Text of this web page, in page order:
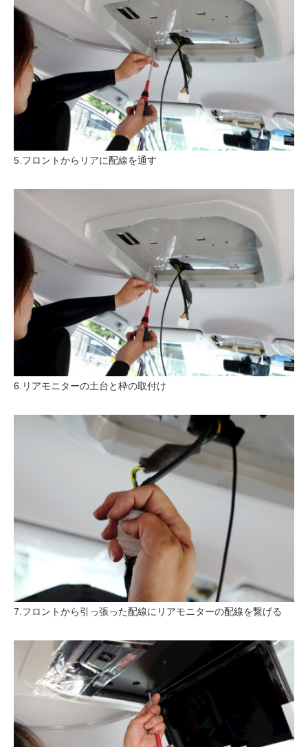
5.フロントからリアに配線を通す
6.リアモニターの土台と枠の取付け
7.フロントから引っ張った配線にリアモニターの配線を繋げる